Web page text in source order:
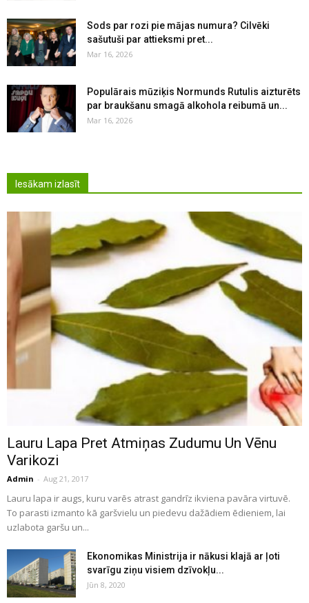
Sods par rozi pie mājas numura? Cilvēki
sašutuši par attieksmi pret...
Mar 16, 2026
Populārais mūziķis Normunds Rutulis aizturēts
par braukšanu smagā alkohola reibumā un...
Mar 16, 2026
Iesākam izlasīt
Lauru Lapa Pret Atmiņas Zudumu Un Vēnu
Varikozi
Admin - Aug 21, 2017
Lauru lapa ir augs, kuru varēs atrast gandrīz ikviena pavāra virtuvē.
To parasti izmanto kā garšvielu un piedevu dažādiem ēdieniem, lai
uzlabota garšu un...
Ekonomikas Ministrija ir nākusi klajā ar ļoti
svarīgu ziņu visiem dzīvokļu...
Jūn 8, 2020